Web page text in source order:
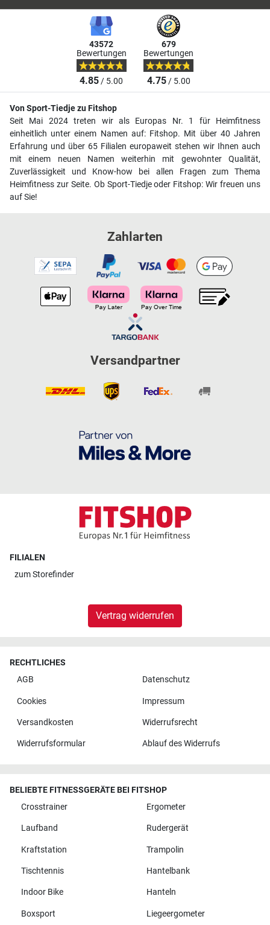
43572
Bewertungen
4.85/ 5.00
679
Bewertungen
4.75/ 5.00
Von Sport-Tiedje zu Fitshop
Seit Mai 2024 treten wir als Europas Nr. 1 für Heimfitness
einheitlich unter einem Namen auf: Fitshop. Mit über 40 Jahren
Erfahrung und über 65 Filialen europaweit stehen wir Ihnen auch
mit einem neuen Namen weiterhin mit gewohnter Qualität,
Zuverlässigkeit und Know-how bei allen Fragen zum Thema
Heimfitness zur Seite. Ob Sport-Tiedje oder Fitshop: Wir freuen uns
auf Sie!
Zahlarten
Versandpartner
FILIALEN
zumStorefinder
Vertrag widerrufen
RECHTLICHES
AGB
Datenschutz
Cookies Impressum
Versandkosten Widerrufsrecht
Widerrufsformular Ablauf des Widerrufs
BELIEBTE FITNESSGERÄTE BEI FITSHOP
Crosstrainer
Ergometer
Laufband Rudergerät
Kraftstation Trampolin
Tischtennis Hantelbank
Indoor Bike Hanteln
Boxsport Liegeergometer